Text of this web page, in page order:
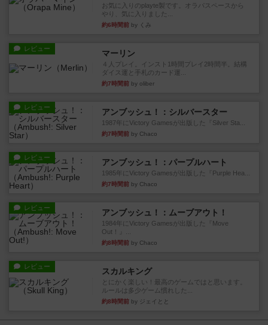
お気に入りのplayte製です。オラパスペースから
やり、気に入りました...
約6時間前 by くみ
レビュー マーリン
４人プレイ。インスト1時間プレイ2時間半。結構
ダイス運と手札のカード運...
約7時間前 by oliber
レビュー アンブッシュ！：シルバースター
1987年にVictory Gamesが出版した『Silver Sta...
約7時間前 by Chaco
レビュー アンブッシュ！：パープルハート
1985年にVictory Gamesが出版した『Purple Hea...
約7時間前 by Chaco
レビュー アンブッシュ！：ムーブアウト！
1984年にVictory Gamesが出版した『Move
Out！』...
約8時間前 by Chaco
レビュー スカルキング
とにかく楽しい！最高のゲームではと思います。
ルールは多少ゲーム慣れした...
約8時間前 by ジェイとと